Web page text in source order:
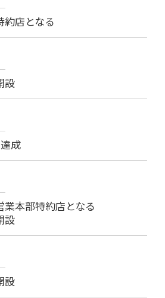
約店となる
設
成
業本部特約店となる
設
設